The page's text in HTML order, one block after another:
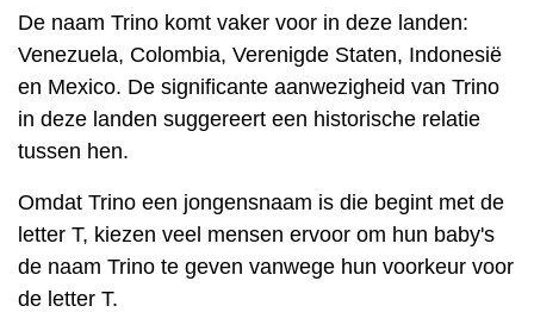
De naam Trino komt vaker voor in deze landen:
Venezuela, Colombia, Verenigde Staten, Indonesië
en Mexico. De significante aanwezigheid van Trino
in deze landen suggereert een historische relatie
tussen hen.
Omdat Trino een jongensnaam is die begint met de
letter T, kiezen veel mensen ervoor om hun baby's
de naam Trino te geven vanwege hun voorkeur voor
de letter T.